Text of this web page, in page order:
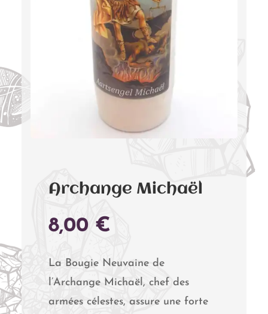
Archange Michaël
8,00 €
La Bougie Neuvaine de
l’Archange Michaël, chef des
armées célestes, assure une forte